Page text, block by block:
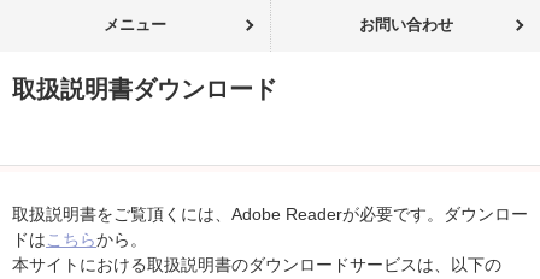
メニュー お問い合わせ
取扱説明書ダウンロード
取扱説明書をご覧頂くには、Adobe Readerが必要です。ダウンロー
ドは こちらから。
本サイトにおける取扱説明書のダウンロードサービスは、以下の